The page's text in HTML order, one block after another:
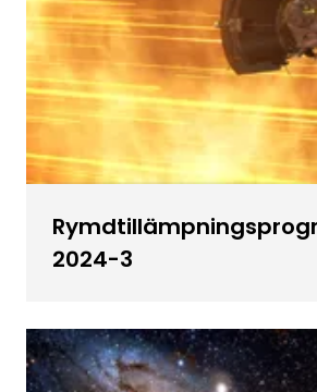
2024-3